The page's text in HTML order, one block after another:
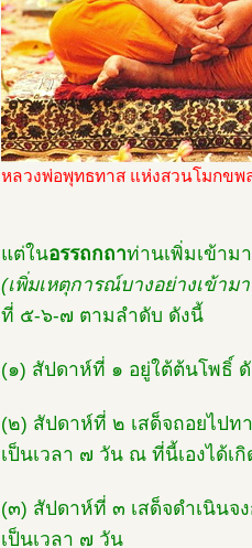
หลวงพ่อพุทธทาส แห่งสวนโมกขพ
แต่ในอรรถกถาท่านเพิ่มเข้าม
(เพิ่มเหตุการณ์บางอย่างเข้าม
ที่ ๕-๖-๗ ตามลำดับ ดังนี้
(๑) สัปดาห์ที่ ๑ อยู่ใต้ต้นโพธิ์
(๒) สัปดาห์ที่ ๒ เสด็จถอยไปท
เป็นเวลา ๗ วัน ณ ที่นี้เองได้เกิ
(๓) สัปดาห์ที่ ๓ เสด็จดำเนินจ
เป็นเวลา ๗ วัน